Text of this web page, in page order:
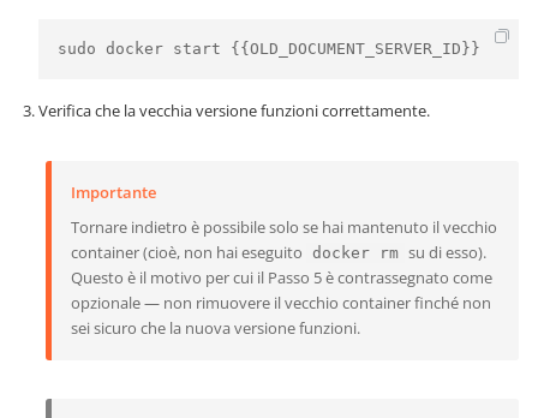
sudo docker start {{OLD_DOCUMENT_SERVER_ID}}
Verifica che la vecchia versione funzioni correttamente.
Importante
Tornare indietro è possibile solo se hai mantenuto il vecchio
container (cioè, non hai eseguito docker rm su di esso).
Questo è il motivo per cui il Passo 5 è contrassegnato come
opzionale — non rimuovere il vecchio container finché non
sei sicuro che la nuova versione funzioni.